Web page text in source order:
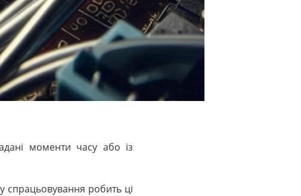
моменти часу або із
спрацьовування робить ці